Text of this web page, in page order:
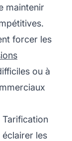
maintenir
forcer les
ou à
Tarification
les